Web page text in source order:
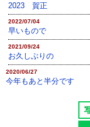
2023 賀正
2022/07/04
早いもので
2021/09/24
お久しぶりの
2020/06/27
今年もあと半分です